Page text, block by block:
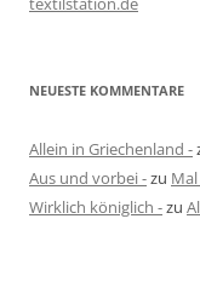
NEUESTE KOMMENTARE
Allein in Griechenland -
Aus und vorbei -zu
Wirklich königlich -zu